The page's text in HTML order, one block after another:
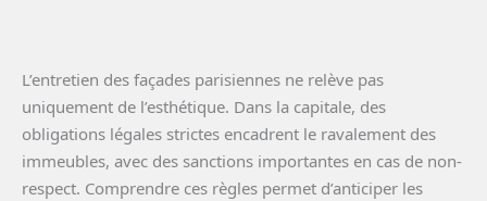
L’entretien des façades parisiennes ne relève pas
uniquement de l’esthétique. Dans la capitale, des
obligations légales strictes encadrent le ravalement des
immeubles, avec des sanctions importantes en cas de non-
respect. Comprendre ces règles permet d’anticiper les